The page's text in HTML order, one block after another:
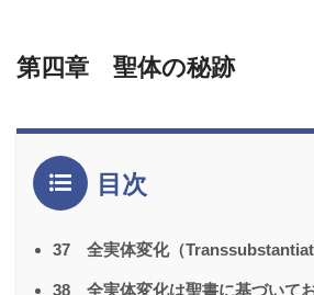
第四章 聖体の秘跡
目次
37 全実体変化（
38 全実体変化は聖書に基づいて